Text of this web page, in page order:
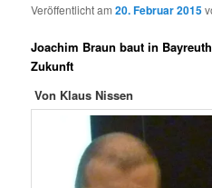
Veröffentlicht am20. Februar 2015
Joachim Braun baut in
Zukunft
Von Klaus Nissen